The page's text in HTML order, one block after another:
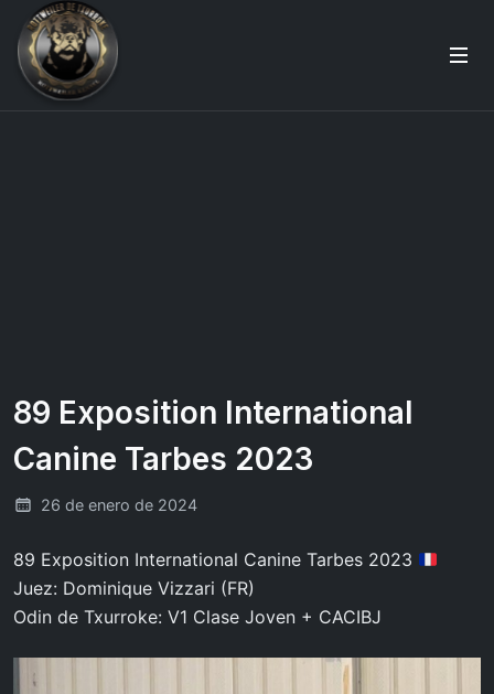
89 Exposition International
Canine Tarbes 2023
26 de enero de 2024
89 Exposition International Canine Tarbes 2023
Juez: Dominique Vizzari (FR)
Odin de Txurroke: V1 Clase Joven + CACIBJ